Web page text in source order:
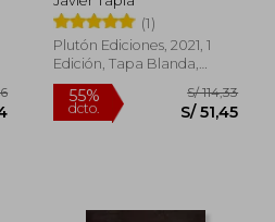
(1)
Plutón Ediciones, 2021, 1
Edición, Tapa Blanda,
Nuevo